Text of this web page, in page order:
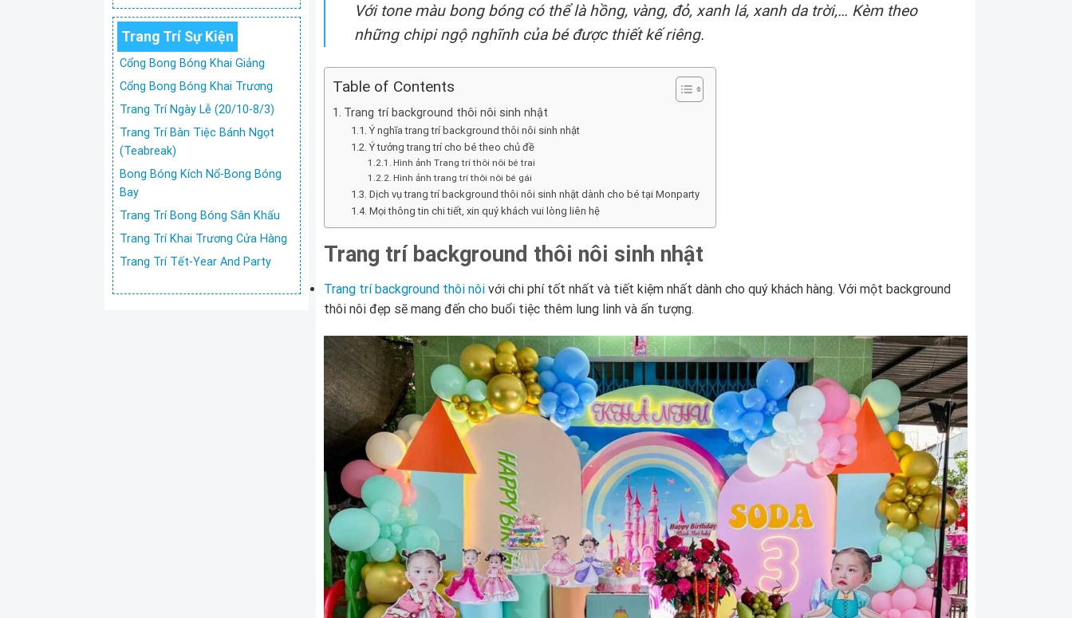
Trang Trí Sự Kiện
Cổng Bong Bóng Khai Giảng
Cổng Bong Bóng Khai Trương
Trang Trí Ngày Lễ (20/10-8/3)
Trang Trí Bàn Tiệc Bánh Ngọt
(Teabreak)
Bong Bóng Kích Nổ-Bong Bóng
Bay
Trang Trí Bong Bóng Sân Khấu
Trang Trí Khai Trương Cửa Hàng
Trang Trí Tết-Year And Party
Với tone màu bong bóng có thể là hồng, vàng, đỏ, xanh lá, xanh da trời,… Kèm theo
những chipi ngộ nghĩnh của bé được thiết kế riêng.
Table of Contents
Trang trí background thôi nôi sinh nhật
Ý nghĩa trang trí background thôi nôi sinh nhật
Ý tưởng trang trí cho bé theo chủ đề
Hình ảnh Trang trí thôi nôi bé trai
Hình ảnh trang trí thôi nôi bé gái
Dịch vụ trang trí background thôi nôi sinh nhật dành cho bé tại Monparty
Mọi thông tin chi tiết, xin quý khách vui lòng liên hệ
Trang trí background thôi nôi sinh nhật
Trang trí background thôi nôi với chi phí tốt nhất và tiết kiệm nhất dành cho quý khách hàng. Với một background
thôi nôi đẹp sẽ mang đến cho buổi tiệc thêm lung linh và ấn tượng.